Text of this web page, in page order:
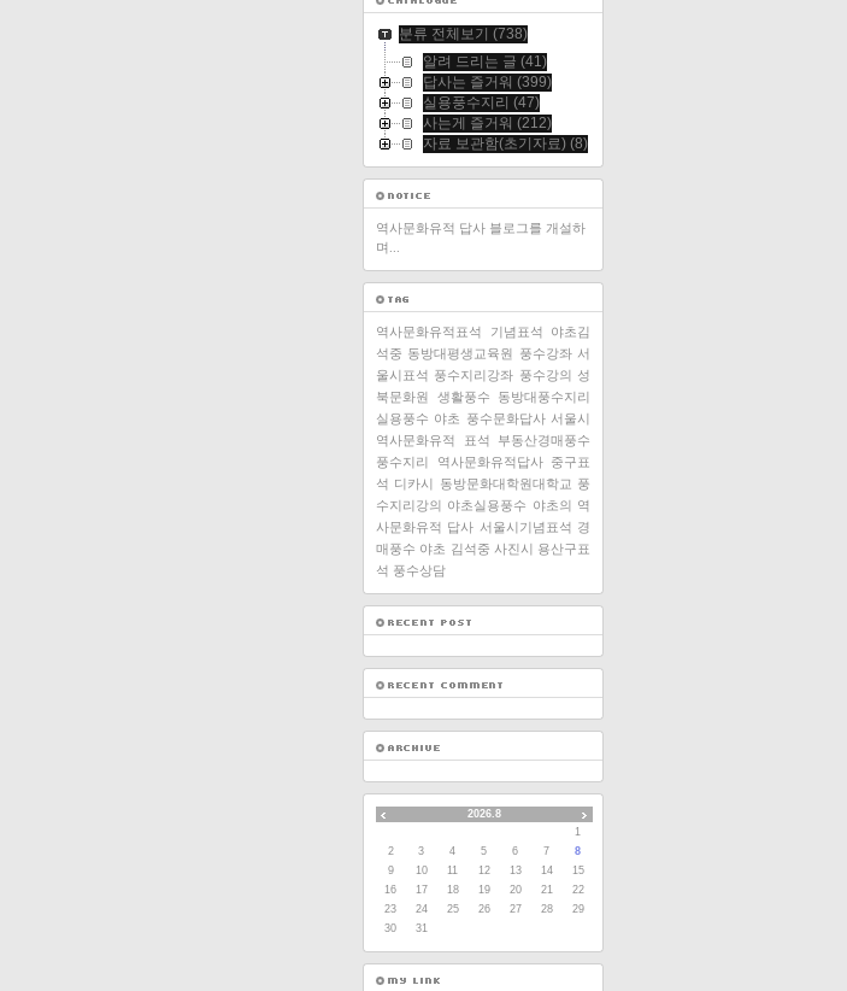
분류 전체보기 (738)
알려 드리는 글 (41)
답사는 즐거워 (399)
실용풍수지리 (47)
사는게 즐거워 (212)
자료 보관함(초기자료) (8)
역사문화유적 답사 블로그를 개설하
며...
역사문화유적표석 기념표석
야초김
석중 동방대평생교육원 풍수강좌 서
울시표석 풍수지리강좌 풍수강의 성
북문화원
생활풍수
동방대풍수지리
실용풍수 야초 풍수문화답사 서울시
역사문화유적 표석
부동산경매풍수
풍수지리
역사문화유적답사
중구표
석 디카시 동방문화대학원대학교 풍
수지리강의 야초실용풍수 야초의 역
사문화유적 답사 서울시기념표석 경
매풍수 야초 김석중 사진시 용산구표
석 풍수상담
2026.8
1
2
3 4 5 6 7
8
9
10 11 12 13 14
15
16
17 18 19 20 21
22
23
24 25 26 27 28
29
30
31